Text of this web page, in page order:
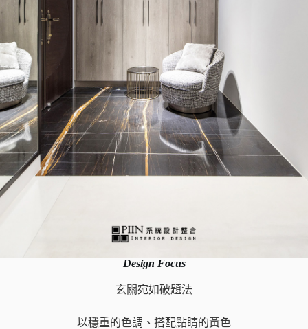
Design Focus
玄關宛如破題法
以穩重的色調、搭配點睛的黃色